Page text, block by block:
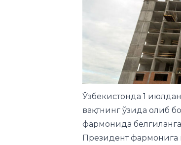
Ўзбекистонда 1
вақтнинг ўзида олиб
фармонида
Президент фармонига